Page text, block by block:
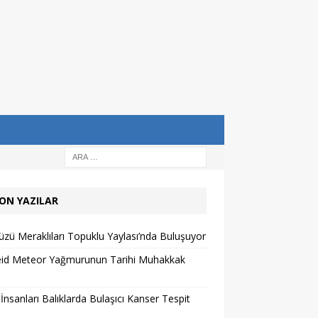
YAZILAR
Meraklıları Topuklu Yaylası’nda Buluşuyor
Meteor Yağmurunun Tarihi Muhakkak
Balıklarda Bulaşıcı Kanser Tespit